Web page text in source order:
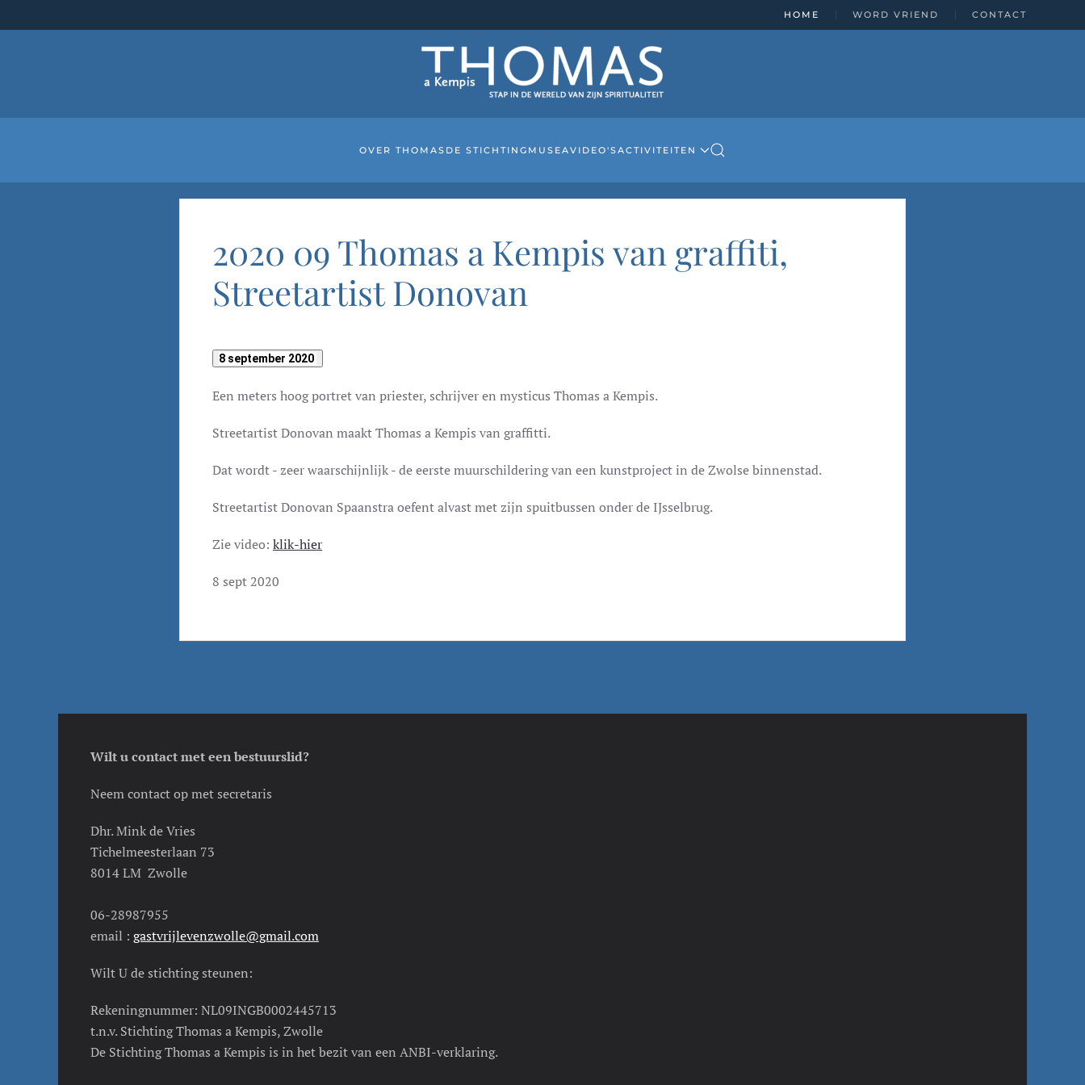
HOME WORD VRIEND CONTACT
OVER THOMAS DE STICHTING MUSEAVIDEO'SACTIVITEITEN
2020 09 Thomas a Kempis van graffiti,
Streetartist Donovan
8 september 2020
Een meters hoog portret van priester, schrijver en mysticus Thomas a Kempis.
Streetartist Donovan maakt Thomas a Kempis van graffitti.
Dat wordt - zeer waarschijnlijk - de eerste muurschildering van een kunstproject in de Zwolse binnenstad.
Streetartist Donovan Spaanstra oefent alvast met zijn spuitbussen onder de IJsselbrug.
Zie video: klik-hier
8 sept 2020
Wilt u contact met een bestuurslid?
Neem contact op met secretaris
Dhr. Mink de Vries
Tichelmeesterlaan 73
8014 LM Zwolle
06-28987955
email : gastvrijlevenzwolle@gmail.com
Wilt U de stichting steunen:
Rekeningnummer: NL09INGB0002445713
t.n.v. Stichting Thomas a Kempis, Zwolle
De Stichting Thomas a Kempis is in het bezit van een ANBI-verklaring.